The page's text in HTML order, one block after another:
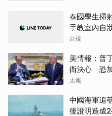
泰國學生掃
手教室內自
台視
美情報：普
衛決心 恐
太報
中國海軍追
後證明造成2